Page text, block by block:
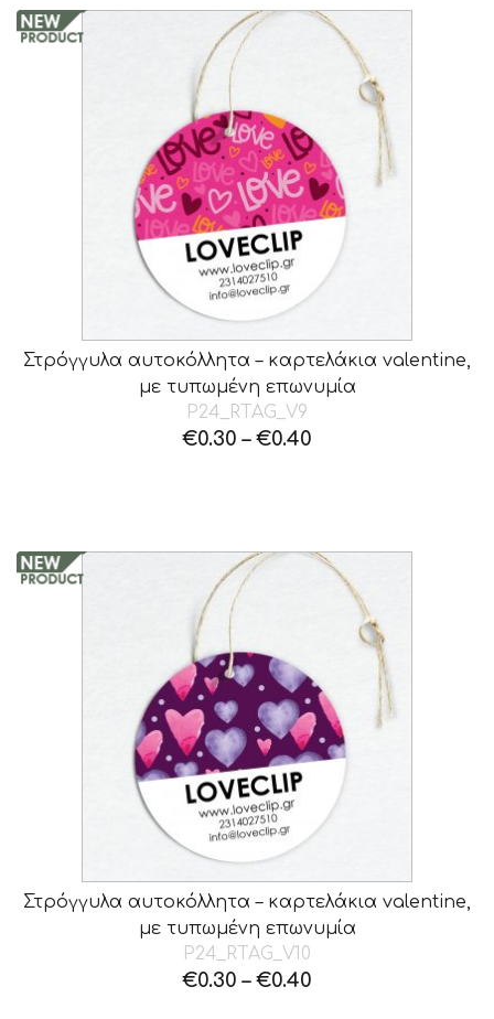
Στρόγγυλα αυτοκόλλητα – καρτελάκια valentine,
με τυπωμένη επωνυμία
P24_RTAG_V9
€0.30 – €0.40
Στρόγγυλα αυτοκόλλητα – καρτελάκια valentine,
με τυπωμένη επωνυμία
P24_RTAG_V10
€0.30 – €0.40